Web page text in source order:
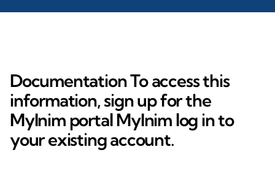
Documentation To access this
information, sign up for the
MyInim portal MyInim log in to
your existing account.